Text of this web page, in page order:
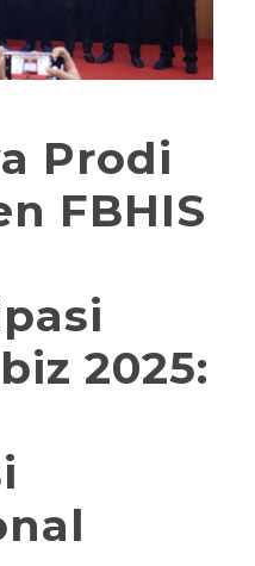
Prodi
FBHIS
2025: